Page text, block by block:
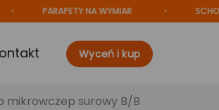
PARAPETY NA WYMIAR SCHODY
Wyceń i kup
mikrowczep surowy B/B